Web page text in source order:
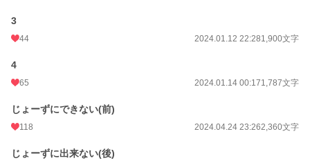
3
44 2024.01.12 22:281,900文字
4
65 2024.01.14 00:171,787文字
じょーずにできない(前)
118 2024.04.24 23:262,360文字
じょーずに出来ない(後)